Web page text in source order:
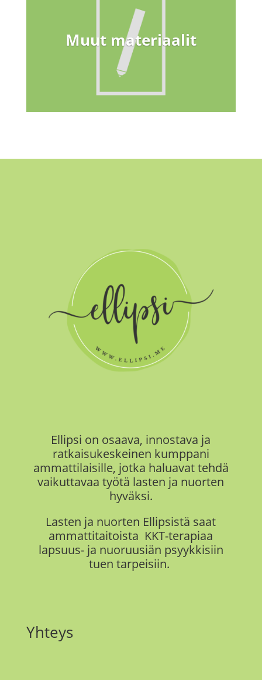
Muut materiaalit
Ellipsi on osaava, innostava ja
ratkaisukeskeinen kumppani
ammattilaisille, jotka haluavat tehdä
vaikuttavaa työtä lasten ja nuorten
hyväksi.
Lasten ja nuorten Ellipsistä saat
ammattitaitoista KKT-terapiaa
lapsuus- ja nuoruusiän psyykkisiin
tuen tarpeisiin.
Yhteys